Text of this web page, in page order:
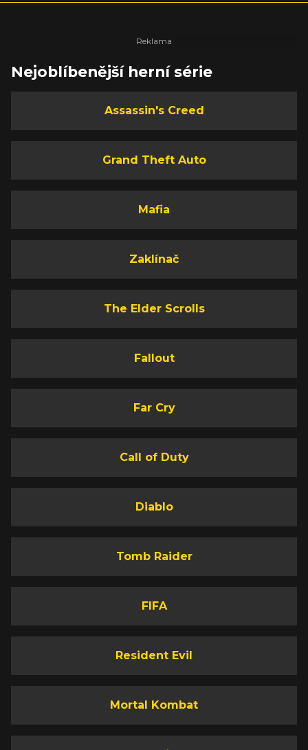
Nejoblíbenější herní série
Assassin's Creed
Grand Theft Auto
Mafia
Zaklínač
The Elder Scrolls
Fallout
Far Cry
Call of Duty
Diablo
Tomb Raider
FIFA
Resident Evil
Mortal Kombat